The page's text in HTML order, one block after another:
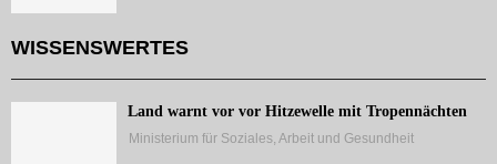
WISSENSWERTES
Land warnt vor vor Hitzewelle mit Tropennächten
Ministerium für Soziales, Arbeit und Gesundheit